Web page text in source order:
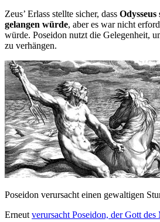
Zeus’ Erlass stellte sicher, dass Odysseus
gelangen würde, aber es war nicht
würde. Poseidon nutzt die Gelegenheit,
zu verhängen.
Poseidon verursacht einen gewaltigen
Erneut verursacht Poseidon, der Gott des